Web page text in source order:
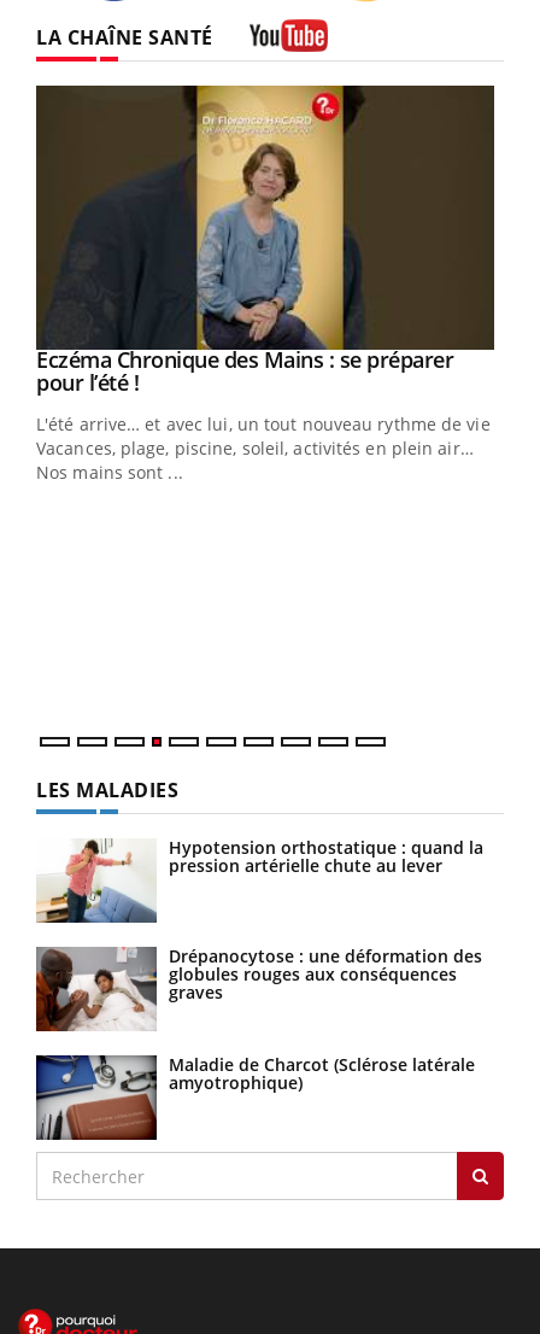
LA CHAÎNE SANTÉ
Youtube
Eczéma Chronique des Mains : se préparer
pour l’été !Youtube
L'été arrive… et avec lui, un tout nouveau rythme de vie !
Vacances, plage, piscine, soleil, activités en plein air…
Nos mains sont ...
LES MALADIES
Hypotension orthostatique : quand la
pression artérielle chute au lever
Drépanocytose : une déformation des
globules rouges aux conséquences
graves
Maladie de Charcot (Sclérose latérale
amyotrophique)